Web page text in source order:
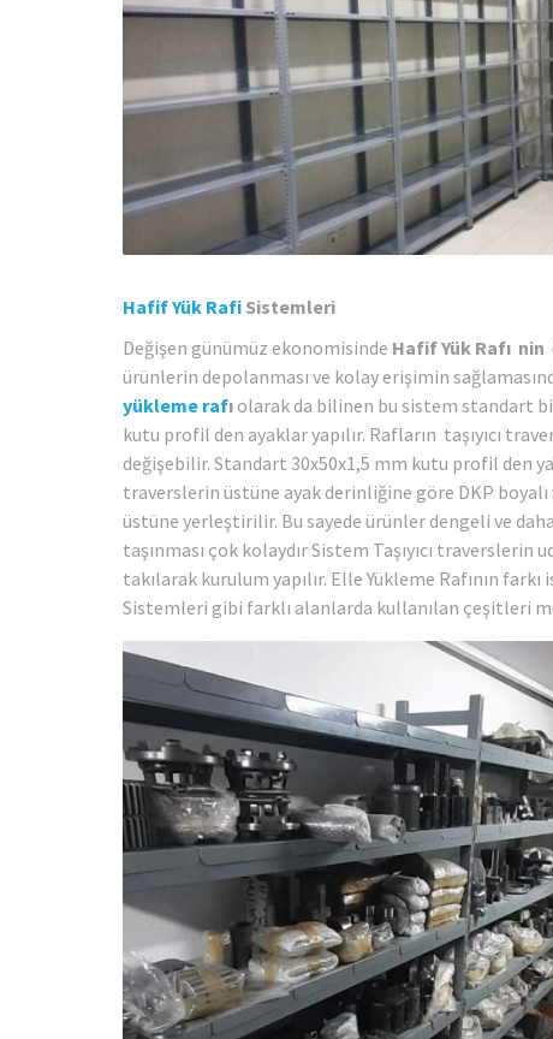
Hafif Yük Rafi Sistemleri
Değişen günümüz ekonomisinde Hafif Yük Rafı nin
ürünlerin depolanması ve kolay erişimin
yükleme rafı olarak da bilinen bu sistem standart
kutu profil den ayaklar yapılır. Rafların taşıyıcı
değişebilir. Standart 30x50x1,5 mm kutu profil den
traverslerin üstüne ayak derinliğine göre DKP
üstüne yerleştirilir. Bu sayede ürünler dengeli ve
taşınması çok kolaydır Sistem Taşıyıcı
takılarak kurulum yapılır. Elle Yükleme Rafının
Sistemleri gibi farklı alanlarda kullanılan çeşitleri